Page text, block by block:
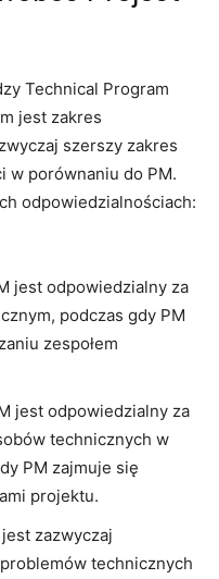
Technical Program
jest zakres
szerszy zakres
w porównaniu do PM.
odpowiedzialnościach:
⁤jest odpowiedzialny za
​podczas gdy PM
zespołem
jest odpowiedzialny za
technicznych w
PM​ zajmuje‍ się
projektu.
⁢zazwyczaj
technicznych